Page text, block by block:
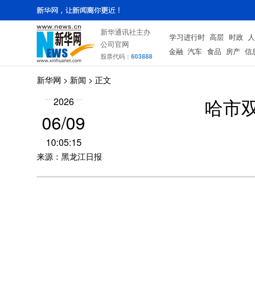
新华通讯社主办
公司官网
股票代码： 603888
学习进行时 高层 时政
金融 汽车 食品 房产 信
新华网 > 新闻 > 正文
2026
06/09
10:05:15
来源：黑龙江日报
哈市